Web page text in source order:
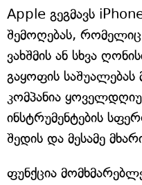
Apple გეგმავს
შემოღებას,
ვახშმის ან სხვა
გაყოფის საშუალებას
კომპანია
ინსტრუმენტების
შედის და მესამე
ფუნქცია